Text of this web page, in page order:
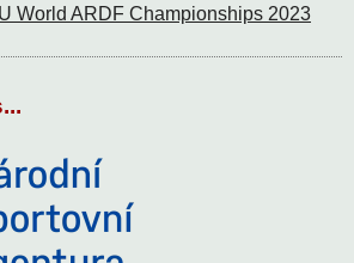
World ARDF Championships 2023